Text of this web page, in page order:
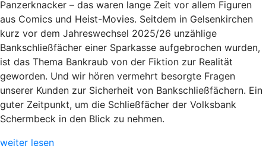
Panzerknacker – das waren lange Zeit vor allem Figuren
aus Comics und Heist-Movies. Seitdem in Gelsenkirchen
kurz vor dem Jahreswechsel 2025/26 unzählige
Bankschließfächer einer Sparkasse aufgebrochen wurden,
ist das Thema Bankraub von der Fiktion zur Realität
geworden. Und wir hören vermehrt besorgte Fragen
unserer Kunden zur Sicherheit von Bankschließfächern. Ein
guter Zeitpunkt, um die Schließfächer der Volksbank
Schermbeck in den Blick zu nehmen.
weiter lesen